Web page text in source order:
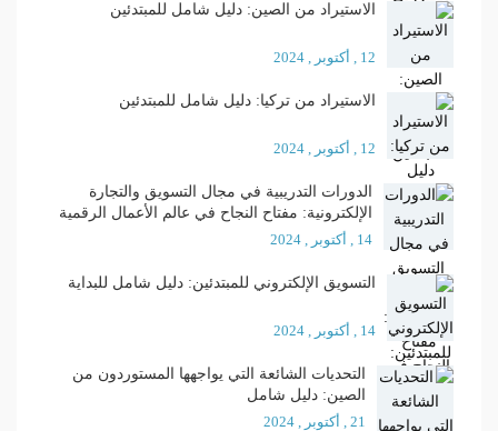
الاستيراد من الصين: دليل شامل للمبتدئين
12 , أكتوبر , 2024
الاستيراد من تركيا: دليل شامل للمبتدئين
12 , أكتوبر , 2024
الدورات التدريبية في مجال التسويق والتجارة
الإلكترونية: مفتاح النجاح في عالم الأعمال الرقمية
14 , أكتوبر , 2024
التسويق الإلكتروني للمبتدئين: دليل شامل للبداية
14 , أكتوبر , 2024
التحديات الشائعة التي يواجهها المستوردون من
الصين: دليل شامل
21 , أكتوبر , 2024